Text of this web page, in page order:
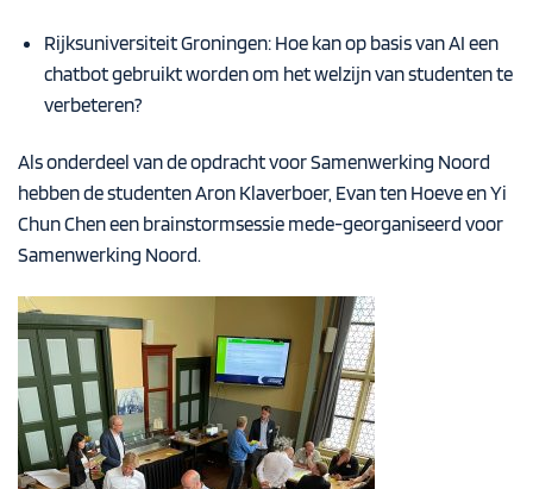
Rijksuniversiteit Groningen: Hoe kan op basis van AI een
chatbot gebruikt worden om het welzijn van studenten te
verbeteren?
Als onderdeel van de opdracht voor Samenwerking Noord
hebben de studenten Aron Klaverboer, Evan ten Hoeve en Yi
Chun Chen een brainstormsessie mede-georganiseerd voor
Samenwerking Noord.